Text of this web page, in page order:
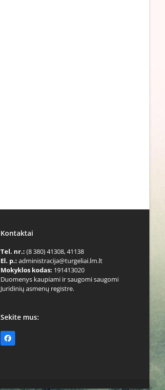
Kontaktai
Tel. nr.: (8 380) 41308, 41138
El. p.: administracija@turgeliai.lm.lt
Mokyklos kodas: 191413020
Duomenys kaupiami ir saugomi saugomi
Juridinių asmenų registre.
Sekite mus:
Facebook